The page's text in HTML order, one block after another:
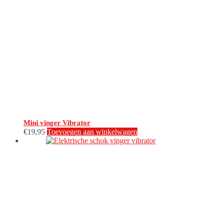
Mini vinger Vibrator
€19,95 Toevoegen aan winkelwagen